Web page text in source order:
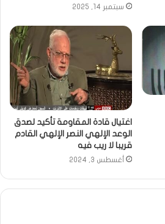
سبتمبر 14, 2025
اغتيال قادة المقاومة تأكيد لصدق
الوعد الإلهي النصر الإلهي القادم
قريبا لا ريب فيه
أغسطس 3, 2024